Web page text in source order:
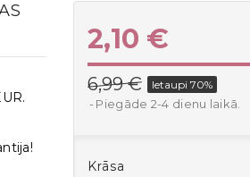
2,10 €
6,99 € Ietaupi 70%
Piegāde 2-4 dienu laikā.
Krāsa